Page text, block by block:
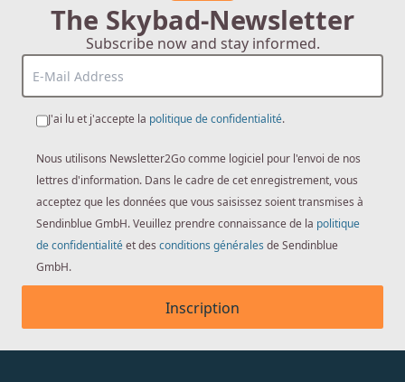
The Skybad-Newsletter
Subscribe now and stay informed.
J'ai lu et j'accepte la politique de confidentialité.
Nous utilisons Newsletter2Go comme logiciel pour l'envoi de nos
lettres d'information. Dans le cadre de cet enregistrement, vous
acceptez que les données que vous saisissez soient transmises à
Sendinblue GmbH. Veuillez prendre connaissance de la politique
de confidentialitéet des conditions générales de Sendinblue
GmbH.
Inscription